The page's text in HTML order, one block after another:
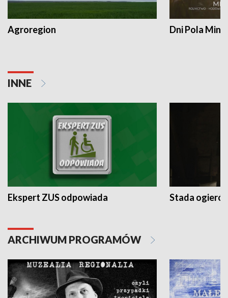
Agroregion Dni Pola
INNE
Ekspert ZUS odpowiada Stada
ARCHIWUM PROGRAMÓW